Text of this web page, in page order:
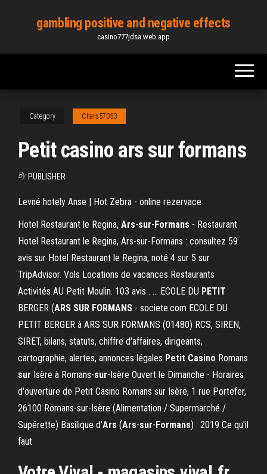
content
gambling positive and negative effects
casino777jdsa.web.app
Category Chars57053
Petit casino ars sur formans
By PUBLISHER
Levné hotely Anse | Hot Zebra - online rezervace
Hotel Restaurant le Regina, Ars-sur-Formans - Restaurant
Hotel Restaurant le Regina, Ars-sur-Formans : consultez 59
avis sur Hotel Restaurant le Regina, noté 4 sur 5 sur
TripAdvisor. Vols Locations de vacances Restaurants
Activités AU Petit Moulin. 103 avis . … ECOLE DU PETIT
BERGER (ARS SUR FORMANS - societe.com ECOLE DU
PETIT BERGER à ARS SUR FORMANS (01480) RCS, SIREN,
SIRET, bilans, statuts, chiffre d'affaires, dirigeants,
cartographie, alertes, annonces légales Petit Casino Romans
sur Isère à Romans-sur-Isère Ouvert le Dimanche - Horaires
d'ouverture de Petit Casino Romans sur Isère, 1 rue Portefer,
26100 Romans-sur-Isère (Alimentation / Supermarché /
Supérette) Basilique d'Ars (Ars-sur-Formans) : 2019 Ce qu'il
faut